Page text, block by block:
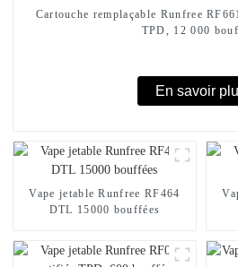
Cartouche remplaçable Runfree
TPD, 12 000
En savoir
Vape jetable Runfree RF464
DTL 15000 bouffées